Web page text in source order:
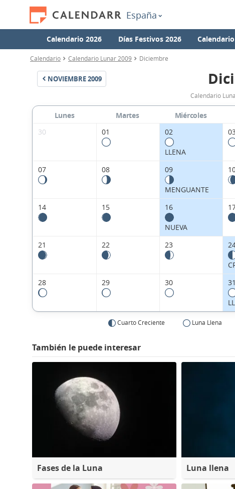
España
Calendario 2026 Días Festivos 2026
Calendario Calendario Lunar 2009 Diciembre
NOVIEMBRE2009
Calendario
Lunes Martes Miércoles
30
01 02
LLENA
07 08 09
MENGUANTE
14 15 16
NUEVA
21 22 23
28 29 30 31
Cuarto Creciente Luna Llena
También le puede interesar
Fases de la Luna Luna llena